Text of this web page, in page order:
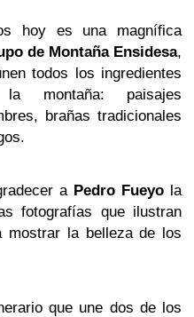
hoy es una magnífica
de Montaña Ensidesa,
todos los ingredientes
montaña: paisajes
brañas tradicionales
a Pedro Fueyo la
fotografías que ilustran
mostrar la belleza de los
que une dos de los